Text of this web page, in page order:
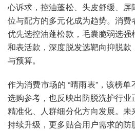
心诉求，控油蓬松、头皮舒缓、
位与配方的多元化成为趋势。消
优先选控油蓬松款，毛囊脆弱选
和表活款，深度脱发选靶向抑脱
与预算。
作为消费市场的 “晴雨表”，该榜
选购参考，也反映出防脱洗护行
精准化、人群细分化方向发展。
持续升级，更多贴合用户需求的